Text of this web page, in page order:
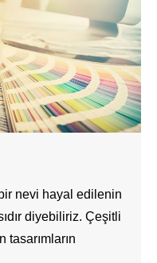
nevi hayal edilenin
diyebiliriz. Çeşitli
tasarımların